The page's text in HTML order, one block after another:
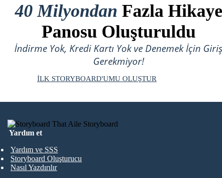
40 Milyondan Fazla Hikaye
Panosu Oluşturuldu
İndirme Yok, Kredi Kartı Yok ve Denemek İçin Giriş
Gerekmiyor!
İLK STORYBOARD'UMU OLUŞTUR
Yardım et
Yardım ve SSS
Storyboard Oluşturucu
Nasıl Yazdırılır